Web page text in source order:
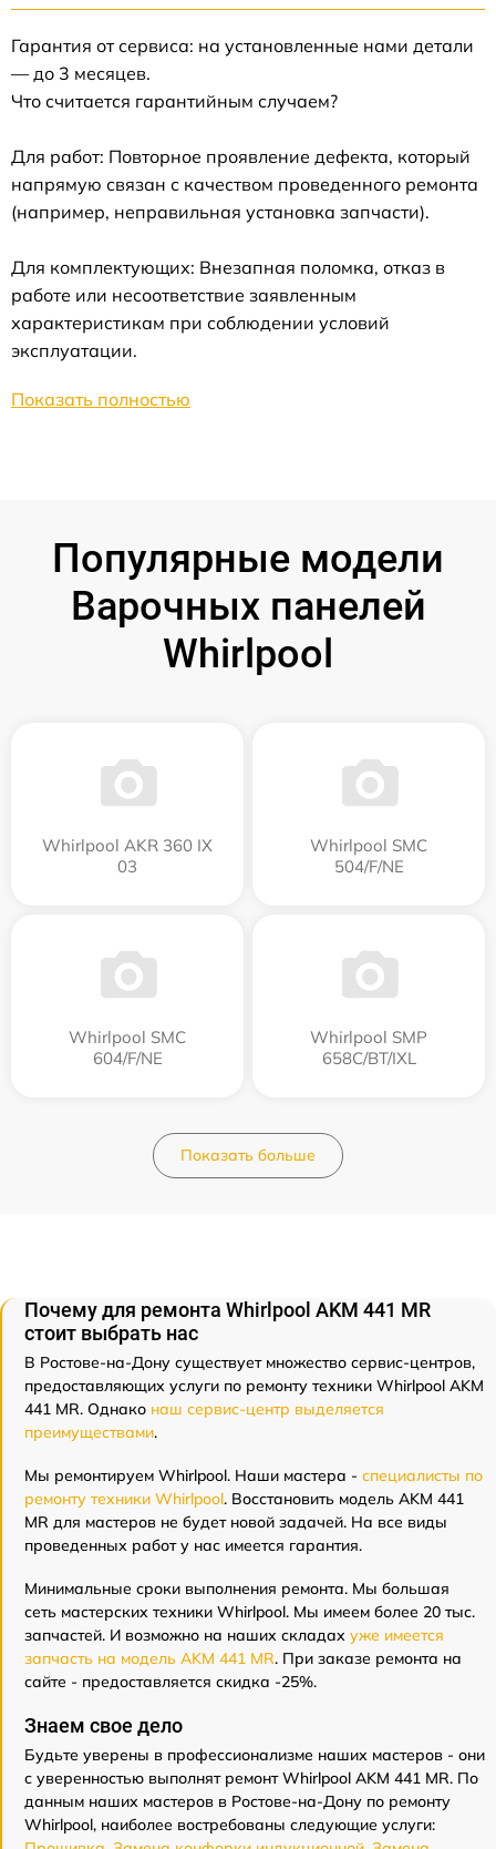
Гарантия от сервиса: на установленные нами детали
— до 3 месяцев.
Что считается гарантийным случаем?
Для работ: Повторное проявление дефекта, который
напрямую связан с качеством проведенного ремонта
(например, неправильная установка запчасти).
Для комплектующих: Внезапная поломка, отказ в
работе или несоответствие заявленным
характеристикам при соблюдении условий
эксплуатации.
Показать полностью
Популярные модели
Варочных панелей
Whirlpool
Whirlpool AKR 360 IX
03
Whirlpool SMC
504/F/NE
Whirlpool SMC
604/F/NE
Whirlpool SMP
658C/BT/IXL
Показать больше
Почему для ремонта Whirlpool AKM 441 MR
стоит выбрать нас
В Ростове-на-Дону существует множество сервис-центров,
предоставляющих услуги по ремонту техники Whirlpool AKM
441 MR. Однако наш сервис-центр выделяется
преимуществами.
Мы ремонтируем Whirlpool. Наши мастера - специалисты по
ремонту техники Whirlpool. Восстановить модель AKM 441
MR для мастеров не будет новой задачей. На все виды
проведенных работ у нас имеется гарантия.
Минимальные сроки выполнения ремонта. Мы большая
сеть мастерских техники Whirlpool. Мы имеем более 20 тыс.
запчастей. И возможно на наших складах уже имеется
запчасть на модель AKM 441 MR. При заказе ремонта на
сайте - предоставляется скидка -25%.
Знаем свое дело
Будьте уверены в профессионализме наших мастеров - они
с уверенностью выполнят ремонт Whirlpool AKM 441 MR. По
данным наших мастеров в Ростове-на-Дону по ремонту
Whirlpool, наиболее востребованы следующие услуги: